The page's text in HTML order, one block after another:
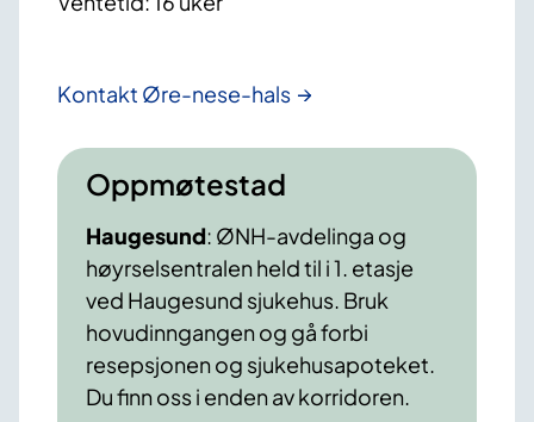
Kontakt Øre-nese-hals
Oppmøtestad
Haugesund: ØNH-avdelinga og
høyrselsentralen held til i 1. etasje
ved Haugesund sjukehus. Bruk
hovudinngangen og gå forbi
resepsjonen og sjukehusapoteket.
Du finn oss i enden av korridoren.